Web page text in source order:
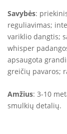
Savybės:
reguliavimas;
variklio dangtis;
whisper
apsaugota
greičių pavaros;
Amžius: 3-10
smulkių detalių.